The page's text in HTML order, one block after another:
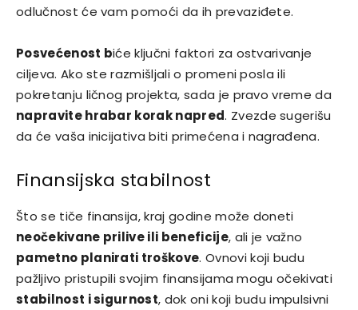
odlučnost će vam pomoći da ih prevaziđete.
Posvećenost biće ključni faktori za ostvarivanje
ciljeva. Ako ste razmišljali o promeni posla ili
pokretanju ličnog projekta, sada je pravo vreme da
napravite hrabar korak napred. Zvezde sugerišu
da će vaša inicijativa biti primećena i nagrađena.
Finansijska stabilnost
Što se tiče finansija, kraj godine može doneti
neočekivane prilive ili beneficije, ali je važno
pametno planirati troškove. Ovnovi koji budu
pažljivo pristupili svojim finansijama mogu očekivati
stabilnost i sigurnost, dok oni koji budu impulsivni